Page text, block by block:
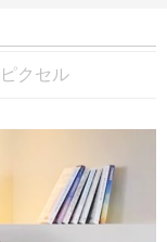
ピクセル